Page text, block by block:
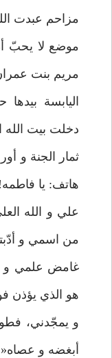
مزاحم عبدت
موضع لا يحبّ
مريم بنت
اليابسة
دخلت بيت الله
ثمار الجنة و
هاتف: يا
علي و الله
من اسمي و
غامض علمي و
هو الذي يؤذن
و يمجّدني،
أبغضه و